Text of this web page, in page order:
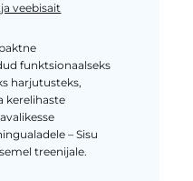
veebisait
funktsionaalseks
harjutusteks,
kerelihaste
– Sisu
treenijale.